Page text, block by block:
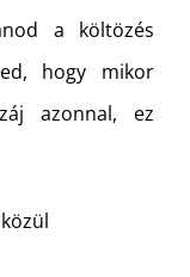
a költözés
hogy mikor
azonnal, ez